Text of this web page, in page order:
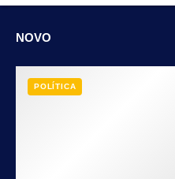
NOVO
POLÍTICA